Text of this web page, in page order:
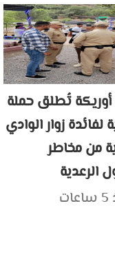
أوريكة تُطلق حملة
لفائدة زوار الوادي
من مخاطر
الرعدية